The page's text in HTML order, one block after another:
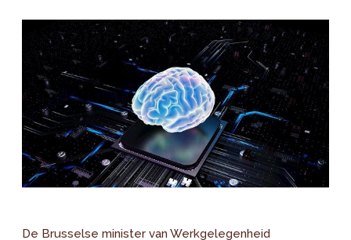
De Brusselse minister van Werkgelegenheid